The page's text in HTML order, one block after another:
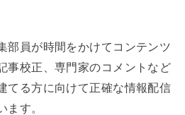
部員が時間をかけてコンテンツ
事校正、専門家のコメントなど
てる方に向けて正確な情報配信
ます。